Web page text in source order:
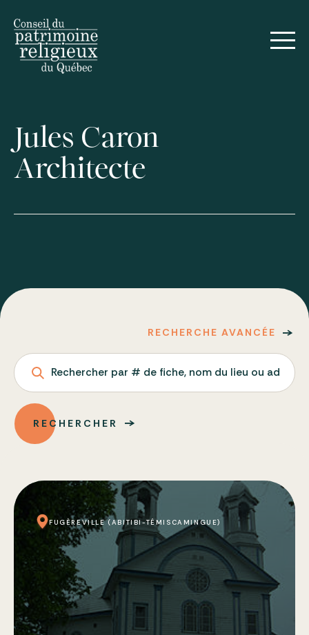
Jules Caron
Architecte
RECHERCHE AVANCÉE
Rechercher par # de fiche, nom du lieu ou adresse
RECHERCHER
FUGÈREVILLE (ABITIBI-TÉMISCAMINGUE)